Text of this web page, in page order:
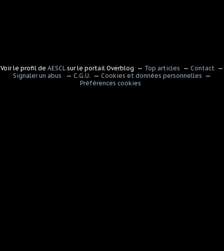
Voir le profil deAESCL sur le portail Overblog Top articles
Contact
Signaler un abus
C.G.U.
Cookies et données personnelles
Préférences cookies